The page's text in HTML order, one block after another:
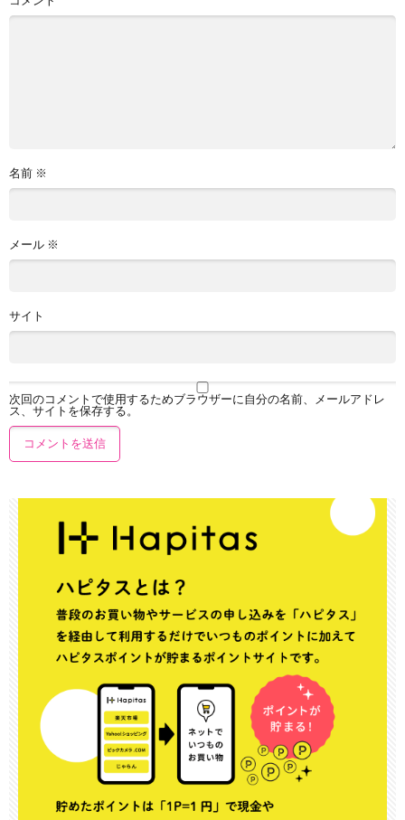
名前 ※
メール ※
サイト
次回のコメントで使用するためブラウザーに自分の名前、メールアドレ
ス、サイトを保存する。